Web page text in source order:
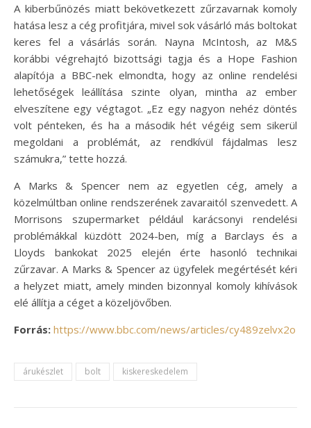
A kiberbűnözés miatt bekövetkezett zűrzavarnak komoly
hatása lesz a cég profitjára, mivel sok vásárló más boltokat
keres fel a vásárlás során. Nayna McIntosh, az M&S
korábbi végrehajtó bizottsági tagja és a Hope Fashion
alapítója a BBC-nek elmondta, hogy az online rendelési
lehetőségek leállítása szinte olyan, mintha az ember
elveszítene egy végtagot. „Ez egy nagyon nehéz döntés
volt pénteken, és ha a második hét végéig sem sikerül
megoldani a problémát, az rendkívül fájdalmas lesz
számukra,” tette hozzá.
A Marks & Spencer nem az egyetlen cég, amely a
közelmúltban online rendszerének zavaraitól szenvedett. A
Morrisons szupermarket például karácsonyi rendelési
problémákkal küzdött 2024-ben, míg a Barclays és a
Lloyds bankokat 2025 elején érte hasonló technikai
zűrzavar. A Marks & Spencer az ügyfelek megértését kéri
a helyzet miatt, amely minden bizonnyal komoly kihívások
elé állítja a céget a közeljövőben.
Forrás: https://www.bbc.com/news/articles/cy489zelvx2o
árukészlet bolt kiskereskedelem